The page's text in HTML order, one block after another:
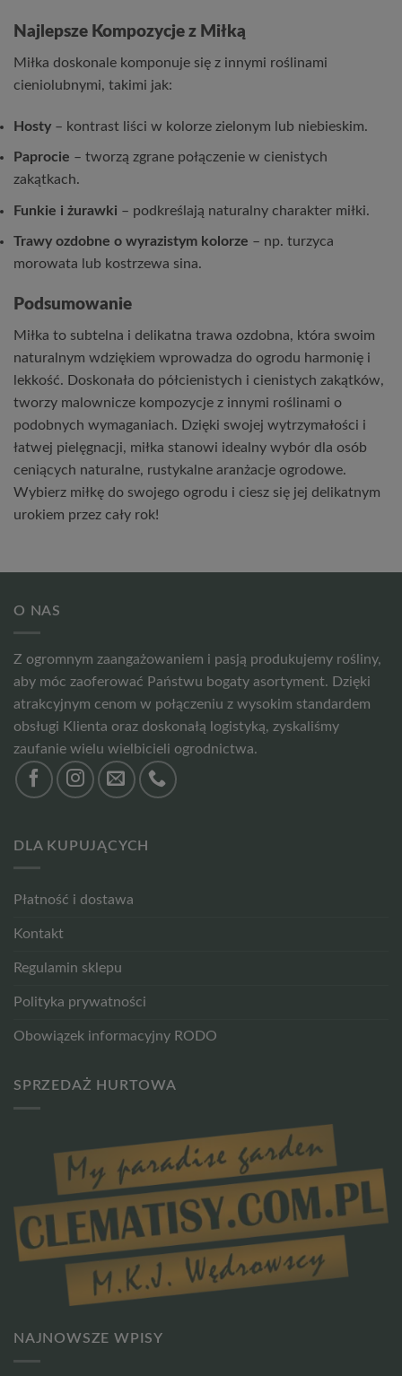
Najlepsze Kompozycje z Miłką
Miłka doskonale komponuje się z innymi roślinami
cieniolubnymi, takimi jak:
Hosty – kontrast liści w kolorze zielonym lub niebieskim.
Paprocie – tworzą zgrane połączenie w cienistych
zakątkach.
Funkie i żurawki – podkreślają naturalny charakter miłki.
Trawy ozdobne o wyrazistym kolorze – np. turzyca
morowata lub kostrzewa sina.
Podsumowanie
Miłka to subtelna i delikatna trawa ozdobna, która swoim
naturalnym wdziękiem wprowadza do ogrodu harmonię i
lekkość. Doskonała do półcienistych i cienistych zakątków,
tworzy malownicze kompozycje z innymi roślinami o
podobnych wymaganiach. Dzięki swojej wytrzymałości i
łatwej pielęgnacji, miłka stanowi idealny wybór dla osób
ceniących naturalne, rustykalne aranżacje ogrodowe.
Wybierz miłkę do swojego ogrodu i ciesz się jej delikatnym
urokiem przez cały rok!
O NAS
Z ogromnym zaangażowaniem i pasją produkujemy rośliny,
aby móc zaoferować Państwu bogaty asortyment. Dzięki
atrakcyjnym cenom w połączeniu z wysokim standardem
obsługi Klienta oraz doskonałą logistyką, zyskaliśmy
zaufanie wielu wielbicieli ogrodnictwa.
DLA KUPUJĄCYCH
Płatność i dostawa
Kontakt
Regulamin sklepu
Polityka prywatności
Obowiązek informacyjny RODO
SPRZEDAŻ HURTOWA
NAJNOWSZE WPISY